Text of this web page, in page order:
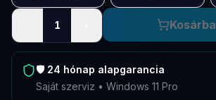
1 Kosárba
🛡️ 24 hónap alapgarancia
Saját szerviz • Windows 11 Pro